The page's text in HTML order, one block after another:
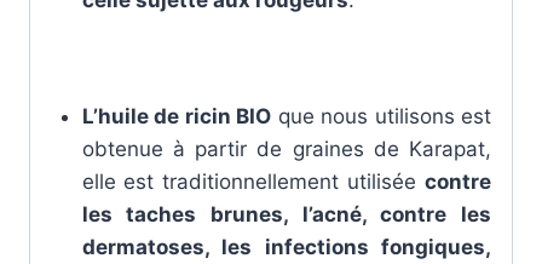
L’huile de ricin BIO que nous utilisons est
obtenue à partir de graines de Karapat,
elle est traditionnellement utilisée contre
les taches brunes, l’acné, contre les
dermatoses, les infections fongiques,